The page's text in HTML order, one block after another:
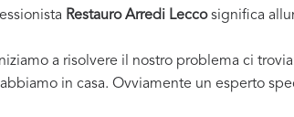
Restauro Arredi Leccosignifica
a risolvere il nostro problema ci
in casa. Ovviamente un esperto